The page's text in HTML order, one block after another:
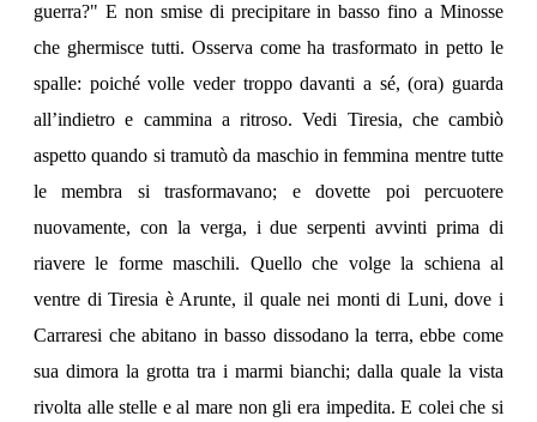
guerra?" E non smise di precipitare in basso fino a Minosse
che ghermisce tutti. Osserva come ha trasformato in petto le
spalle: poiché volle veder troppo davanti a sé, (ora) guarda
all’indietro e cammina a ritroso. Vedi Tiresia, che cambiò
aspetto quando si tramutò da maschio in femmina mentre tutte
le membra si trasformavano; e dovette poi percuotere
nuovamente, con la verga, i due serpenti avvinti prima di
riavere le forme maschili. Quello che volge la schiena al
ventre di Tiresia è Arunte, il quale nei monti di Luni, dove i
Carraresi che abitano in basso dissodano la terra, ebbe come
sua dimora la grotta tra i marmi bianchi; dalla quale la vista
rivolta alle stelle e al mare non gli era impedita. E colei che si